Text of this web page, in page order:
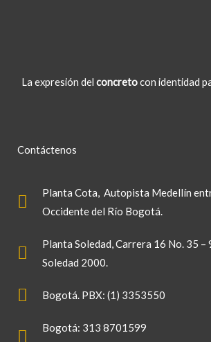
La expresión del concretocon identidad
Contáctenos
Planta Cota, Autopista Medellín
Occidente del Río Bogotá.
Planta Soledad, Carrera 16 No. 35 –
Soledad 2000.
Bogotá. PBX: (1) 3353550
Bogotá: 313 8701599